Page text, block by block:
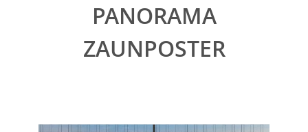
PANORAMA
ZAUNPOSTER